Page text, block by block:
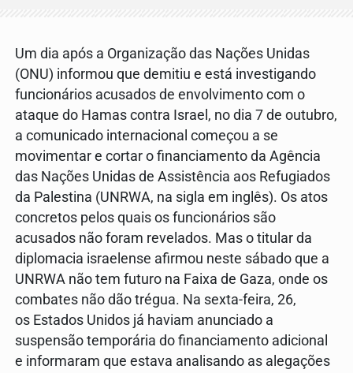
Um dia após a Organização das Nações Unidas
(ONU) informou que demitiu e está investigando
funcionários acusados de envolvimento com o
ataque do Hamas contra Israel, no dia 7 de outubro,
a comunicado internacional começou a se
movimentar e cortar o financiamento da Agência
das Nações Unidas de Assistência aos Refugiados
da Palestina (UNRWA, na sigla em inglês). Os atos
concretos pelos quais os funcionários são
acusados não foram revelados. Mas o titular da
diplomacia israelense afirmou neste sábado que a
UNRWA não tem futuro na Faixa de Gaza, onde os
combates não dão trégua. Na sexta-feira, 26,
os Estados Unidos já haviam anunciado a
suspensão temporária do financiamento adicional
e informaram que estava analisando as alegações